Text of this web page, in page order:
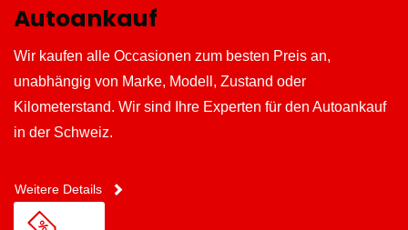
Autoankauf
Wir kaufen alle Occasionen zum besten Preis an,
unabhängig von Marke, Modell, Zustand oder
Kilometerstand. Wir sind Ihre Experten für den Autoankauf
in der Schweiz.
Weitere Details